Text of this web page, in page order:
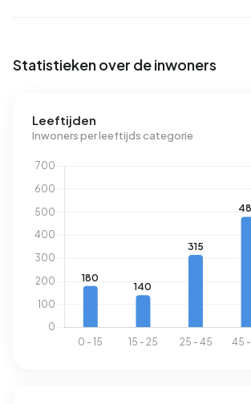
In Broekhem Zuid zijn er 935 adressen met
verbruikt een adres in Broekhem Zuid
elektriciteit per jaar. Daarmee ligt het 6%
landelijke gemiddelde van 2.810 kWh. Met
verbruik van 1.180 m³ per adres ligt het
onder het landelijke gemiddelde van 1.280
Statistieken over de inwoners
Leeftijden
Inwoners per leeftijds categorie